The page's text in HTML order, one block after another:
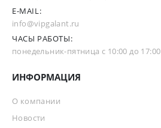
E-MAIL:
info@vipgalant.ru
ЧАСЫ РАБОТЫ:
понедельник-пятница с 10:00 до 17:00
ИНФОРМАЦИЯ
О компании
Новости